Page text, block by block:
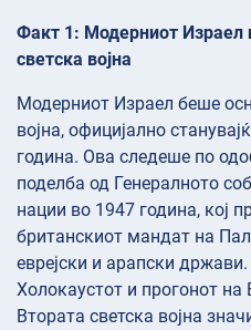
Факт 1: Модерниот Израел
светска војна
Модерниот Израел беше
војна, официјално
година. Ова следеше по
поделба од Генералното
нации во 1947 година, кој
британскиот мандат на
еврејски и арапски
Холокаустот и прогонот на
Втората светска војна